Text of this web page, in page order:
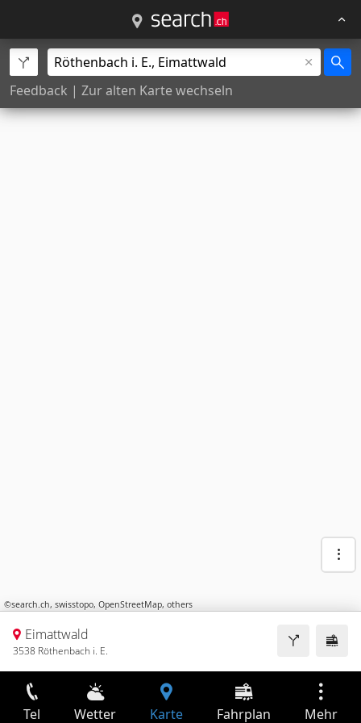
Feedback | Zur alten Karte wechseln
©search.ch, swisstopo, OpenStreetMap, others
Eimattwald
3538 Röthenbach i. E.
Tel Wetter Karte Fahrplan Mehr